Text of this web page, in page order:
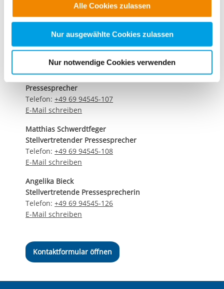
alle Cookie-Kategorien auswählen. Sie können mittels
nachfolgender Buttons über Ihre Einwilligung für diese
Zwecke entscheiden und Ihre erteilte Einwilligung stets
für die Zukunft widerrufen. Bitte beachten Sie: Ihre
Cookies, die erforderlich zur Bereitstellung der von Ihnen
aufgerufenen und somit gewünschten Website-
Funktionen sind. Diese Cookies setzen wir aufgrund
berechtigter Interessen und daher unabhängig von einer
Alle Cookies zulassen
Nur ausgewählte Cookies zulassen
Nur notwendige Cookies verwenden
dirk.altbuerger@ib.de
internationaler-bund.de
Kontaktdaten unseres Presseteams
Dirk Altbürger
Pressesprecher
Telefon:+49 69 94545-107
E-Mail schreiben
Matthias Schwerdtfeger
Stellvertretender Pressesprecher
Telefon:+49 69 94545-108
E-Mail schreiben
Angelika Bieck
Stellvertretende Pressesprecherin
Telefon:+49 69 94545-126
E-Mail schreiben
Kontaktformular öffnen